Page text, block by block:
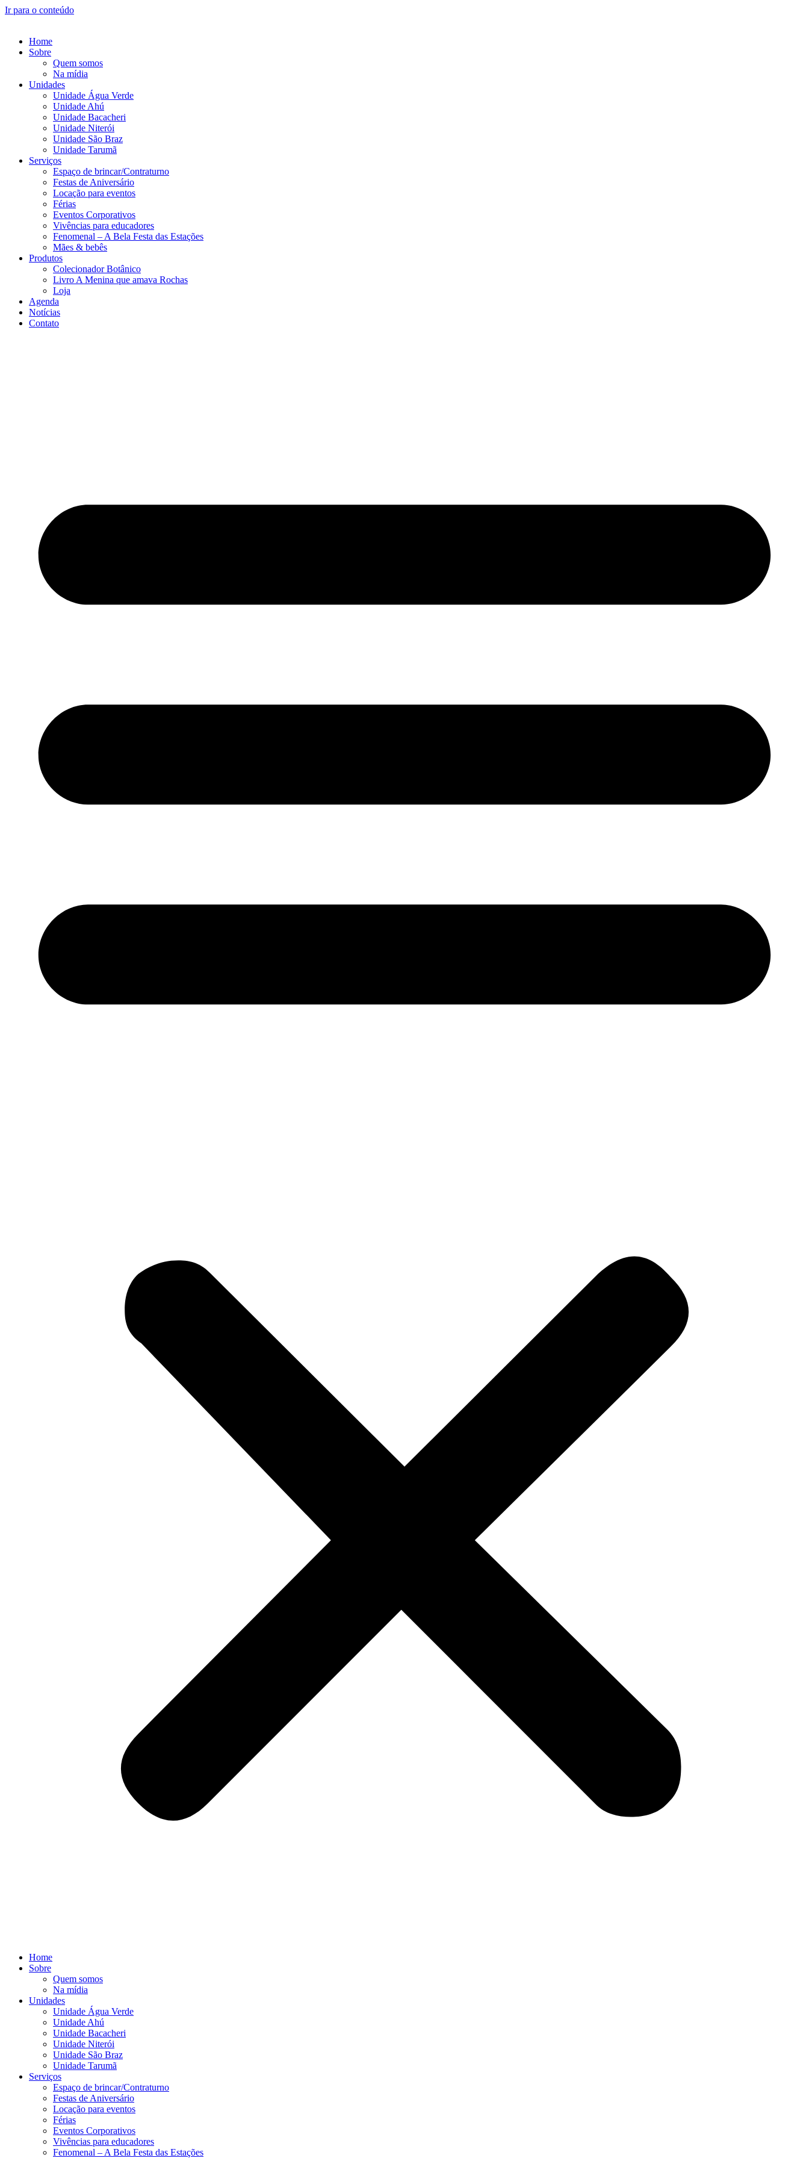
Ir para o conteúdo
Home
Sobre
Quem somos
Na mídia
Unidades
Unidade Água Verde
Unidade Ahú
Unidade Bacacheri
Unidade Niterói
Unidade São Braz
Unidade Tarumã
Serviços
Espaço de brincar/Contraturno
Festas de Aniversário
Locação para eventos
Férias
Eventos Corporativos
Vivências para educadores
Fenomenal – A Bela Festa das Estações
Mães & bebês
Produtos
Colecionador Botânico
Livro A Menina que amava Rochas
Loja
Agenda
Notícias
Contato
Home
Sobre
Quem somos
Na mídia
Unidades
Unidade Água Verde
Unidade Ahú
Unidade Bacacheri
Unidade Niterói
Unidade São Braz
Unidade Tarumã
Serviços
Espaço de brincar/Contraturno
Festas de Aniversário
Locação para eventos
Férias
Eventos Corporativos
Vivências para educadores
Fenomenal – A Bela Festa das Estações